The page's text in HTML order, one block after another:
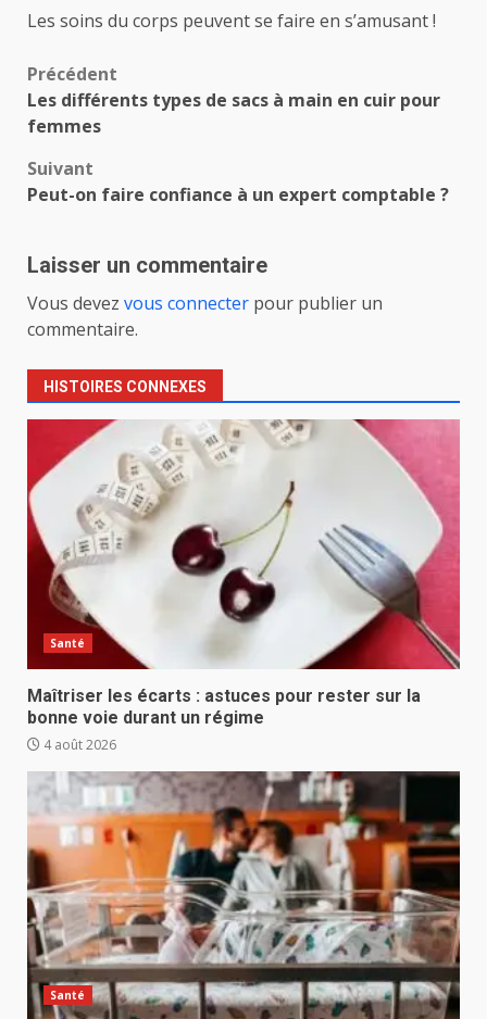
Les soins du corps peuvent se faire en s’amusant !
Navigation
d’article
Précédent
Les différents types de sacs à main en cuir pour
femmes
Suivant
Peut-on faire confiance à un expert comptable ?
Laisser un commentaire
Vous devez vous connecter pour publier un
commentaire.
HISTOIRES CONNEXES
Santé
Maîtriser les écarts : astuces pour rester sur la
bonne voie durant un régime
4 août 2026
Santé